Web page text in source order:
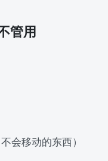
管用
会移动的东西）